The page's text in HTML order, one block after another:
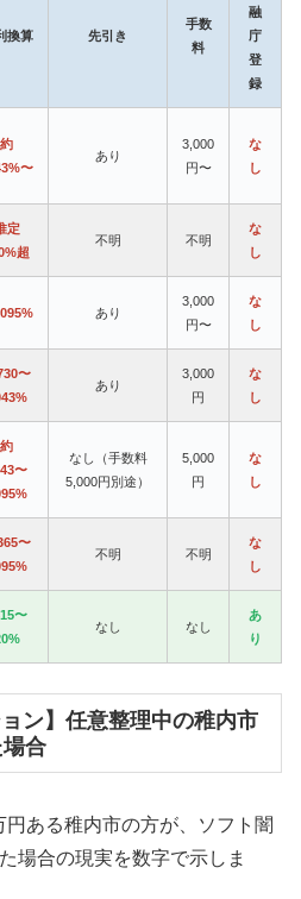
換算 先引き
手数
料
融
庁
登
録
約
〜
あり
3,000
円〜
な
し
定
超
不明 不明
な
し
あり
3,000
円〜
な
し
〜
あり
3,000
円
な
し
約
〜
なし（手数料
5,000円別途）
5,000
円
な
し
〜
不明 不明
な
し
〜
なし なし
あ
り
ン】任意整理中の稚内市
合
ある稚内市の方が、ソフト闇
場合の現実を数字で示しま